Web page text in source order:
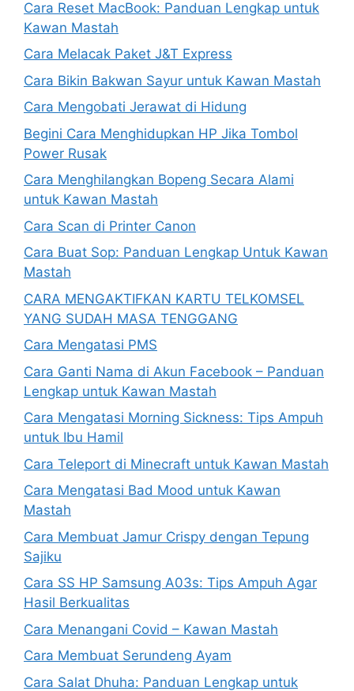
Cara Reset MacBook: Panduan Lengkap untuk
Kawan Mastah
Cara Melacak Paket J&T Express
Cara Bikin Bakwan Sayur untuk Kawan Mastah
Cara Mengobati Jerawat di Hidung
Begini Cara Menghidupkan HP Jika Tombol
Power Rusak
Cara Menghilangkan Bopeng Secara Alami
untuk Kawan Mastah
Cara Scan di Printer Canon
Cara Buat Sop: Panduan Lengkap Untuk Kawan
Mastah
CARA MENGAKTIFKAN KARTU TELKOMSEL
YANG SUDAH MASA TENGGANG
Cara Mengatasi PMS
Cara Ganti Nama di Akun Facebook – Panduan
Lengkap untuk Kawan Mastah
Cara Mengatasi Morning Sickness: Tips Ampuh
untuk Ibu Hamil
Cara Teleport di Minecraft untuk Kawan Mastah
Cara Mengatasi Bad Mood untuk Kawan
Mastah
Cara Membuat Jamur Crispy dengan Tepung
Sajiku
Cara SS HP Samsung A03s: Tips Ampuh Agar
Hasil Berkualitas
Cara Menangani Covid – Kawan Mastah
Cara Membuat Serundeng Ayam
Cara Salat Dhuha: Panduan Lengkap untuk